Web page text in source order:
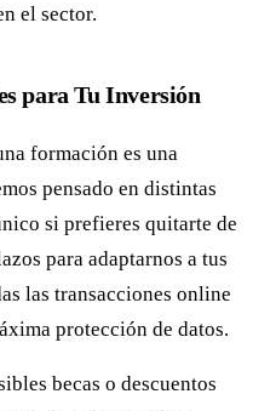
el sector.
para Tu Inversión
formación es una
pensado en distintas
si prefieres quitarte de
para adaptarnos a tus
las transacciones online
protección de datos.
becas o descuentos